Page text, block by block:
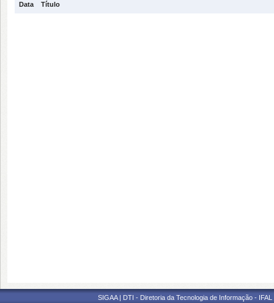
Data Título
SIGAA | DTI - Diretoria da Tecnologia de Informação -